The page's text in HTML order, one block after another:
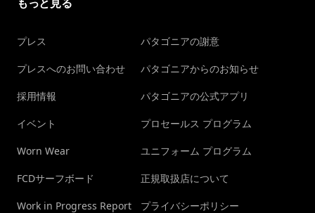
プレス
プレスへのお問い合わせ
採用情報
イベント
Worn Wear
FCDサーフボード
Work in Progress Report
パタゴニアの謝意
パタゴニアからのお知らせ
パタゴニアの公式アプリ
プロセールス プログラム
ユニフォーム プログラム
正規取扱店について
プライバシーポリシー